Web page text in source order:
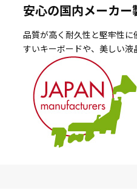
安心の国内メーカー
品質が高く耐久性と堅牢性
すいキーボードや、美しい液